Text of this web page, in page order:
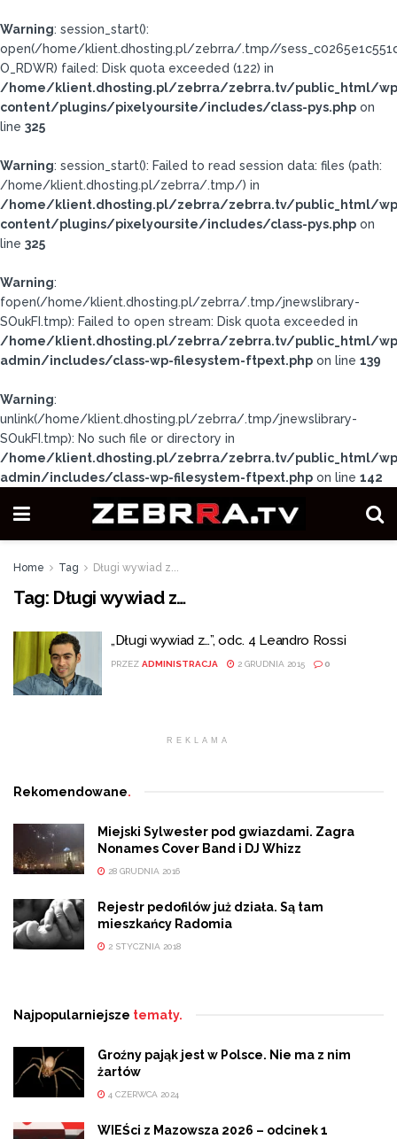
Warning: session_start():
open(/home/klient.dhosting.pl/zebrra/.tmp//
O_RDWR) failed: Disk quota exceeded (122) in
/home/klient.dhosting.pl/zebrra/zebrra.tv/public_html/
content/plugins/pixelyoursite/includes/class-pys.php on
line 325
Warning: session_start(): Failed to read session data: files (path:
/home/klient.dhosting.pl/zebrra/.tmp/) in
/home/klient.dhosting.pl/zebrra/zebrra.tv/public_html/
content/plugins/pixelyoursite/includes/class-pys.php on
line 325
Warning:
fopen(/home/klient.dhosting.pl/zebrra/.tmp/jnewslibrary-
SOukFI.tmp): Failed to open stream: Disk quota exceeded in
/home/klient.dhosting.pl/zebrra/zebrra.tv/public_html/
admin/includes/class-wp-filesystem-ftpext.php on line 139
Warning:
unlink(/home/klient.dhosting.pl/zebrra/.tmp/jnewslibrary-
SOukFI.tmp): No such file or directory in
/home/klient.dhosting.pl/zebrra/zebrra.tv/public_html/
admin/includes/class-wp-filesystem-ftpext.php on line 142
Home Tag Długi wywiad z...
Tag: Długi wywiad z…
„Długi wywiad z…”, odc. 4 Leandro Rossi
PRZEZ ADMINISTRACJA 2 GRUDNIA 2015 0
REKLAMA
Rekomendowane.
Miejski Sylwester pod gwiazdami. Zagra
Nonames Cover Band i DJ Whizz
28 GRUDNIA 2016
Rejestr pedofilów już działa. Są tam
mieszkańcy Radomia
2 STYCZNIA 2018
Najpopularniejsze tematy.
Groźny pająk jest w Polsce. Nie ma z nim
żartów
4 CZERWCA 2024
WIEŚci z Mazowsza 2026 – odcinek 1